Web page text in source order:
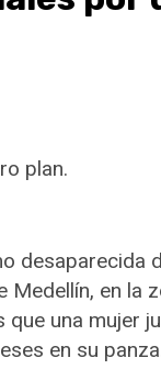
plan.
desaparecida
en la
una mujer
en su